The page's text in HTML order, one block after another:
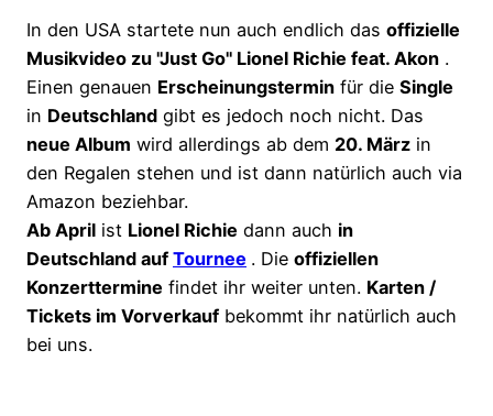
In den USA startete nun auch endlich das offizielle
Musikvideo zu "Just Go" Lionel Richie feat. Akon .
Einen genauen Erscheinungstermin für die Single
in Deutschland gibt es jedoch noch nicht. Das
neue Album wird allerdings ab dem 20. März in
den Regalen stehen und ist dann natürlich auch via
Amazon beziehbar.
Ab April ist Lionel Richie dann auch in
Deutschland auf Tournee . Die offiziellen
Konzerttermine findet ihr weiter unten. Karten /
Tickets im Vorverkauf bekommt ihr natürlich auch
bei uns.